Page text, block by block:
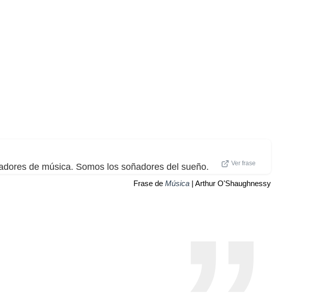
de música. Somos los soñadores del sueño. Ver frase
Frase de Música | Arthur O'Shaughnessy